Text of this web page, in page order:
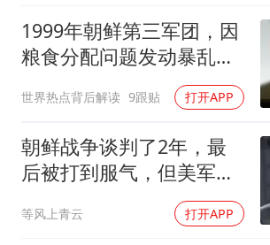
1999年朝鲜第三军团，因
粮食分配问题发动暴乱，
世界热点背后解读 9跟贴 打开APP
朝鲜战争谈判了2年，最
后被打到服气，但美军做
等风上青云 打开APP